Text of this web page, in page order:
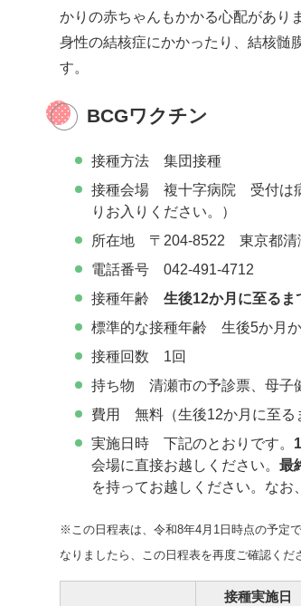
かりの赤ちゃんもかかる心配があり
身性の結核症にかかったり、結核髄
す。
BCGワクチン
接種方法 集団接種
接種会場 複十字病院 受付は
りお入りください。）
所在地 〒204-8522 東京都清
電話番号 042-491-4712
接種年齢 生後12か月に至るま
標準的な接種年齢 生後5か月か
接種回数 1回
持ち物 清瀬市の予診票、母子
費用 無料（生後12か月に至る
実施日時 下記のとおりです。
会場に直接お越しください。 最
を持ってお越しください。なお、
※この日程表は、令和8年4月1日時点の予定
なりましたら、この日程表を再度ご確認くだ
接種実施日